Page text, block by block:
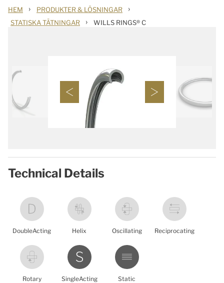
HEM › PRODUKTER & LÖSNINGAR ›
STATISKA TÄTNINGAR › WILLS RINGS® C
Technical Details
DoubleActing Helix Oscillating Reciprocating
Rotary SingleActing Static